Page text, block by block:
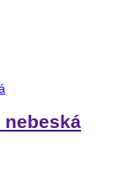
nebeská